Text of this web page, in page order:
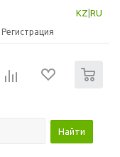
KZ RU
Регистрация
Найти